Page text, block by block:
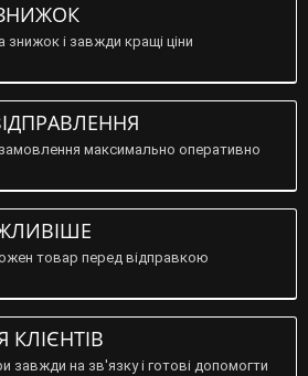
знижок і завжди кращі ціни
максимально оперативно
товар перед відправкою
КЛІЄНТІВ
завжди на зв'язку і готові допомогти